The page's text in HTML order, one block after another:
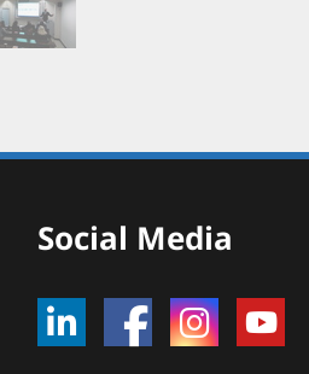
Social Media